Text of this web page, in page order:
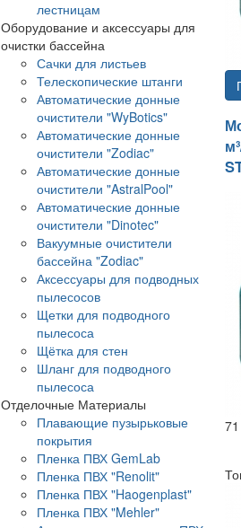
лестницам
Оборудование и аксессуары для
очистки бассейна
Сачки для листьев
Телескопические штанги
Автоматические донные
очистители "WyBotics"
Автоматические донные
очистители "Zodiac"
Автоматические донные
очистители "AstralPool"
Автоматические донные
очистители "Dinotec"
Вакуумные очистители
бассейна "Zodiac"
Аксессуары для подводных
пылесосов
Щетки для подводного
пылесоса
Щётка для стен
Шланг для подводного
пылесоса
Отделочные Материалы
Плавающие пузырьковые
покрытия
Пленка ПВХ GemLab
Пленка ПВХ "Renolit"
Пленка ПВХ "Haogenplast"
Пленка ПВХ "Mehler"